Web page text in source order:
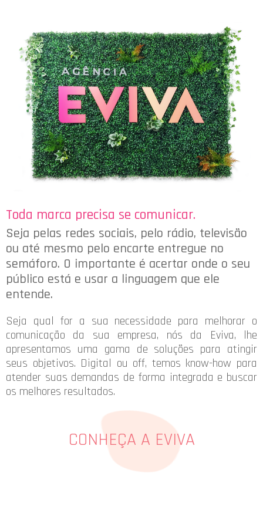
Toda marca precisa se comunicar.
Seja pelas redes sociais, pelo rádio, televisão
ou até mesmo pelo encarte entregue no
semáforo. O importante é acertar onde o seu
público está e usar a linguagem que ele
entende.
Seja qual for a sua necessidade para melhorar o
comunicação da sua empresa, nós da Eviva, lhe
apresentamos uma gama de soluções para atingir
seus objetivos. Digital ou off, temos know-how para
atender suas demandas de forma integrada e buscar
os melhores resultados.
CONHEÇA A EVIVA